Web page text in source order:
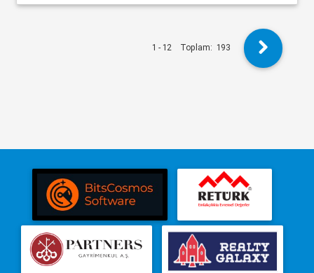
1 - 12 Toplam: 193